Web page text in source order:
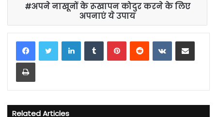
अपने नाखूनों के रूखापन कोदुर करने के लिए
अपनाएं ये उपाय
LinkedInTumblrPinterestReddit VKontakteShare via Email
Print
Related Articles